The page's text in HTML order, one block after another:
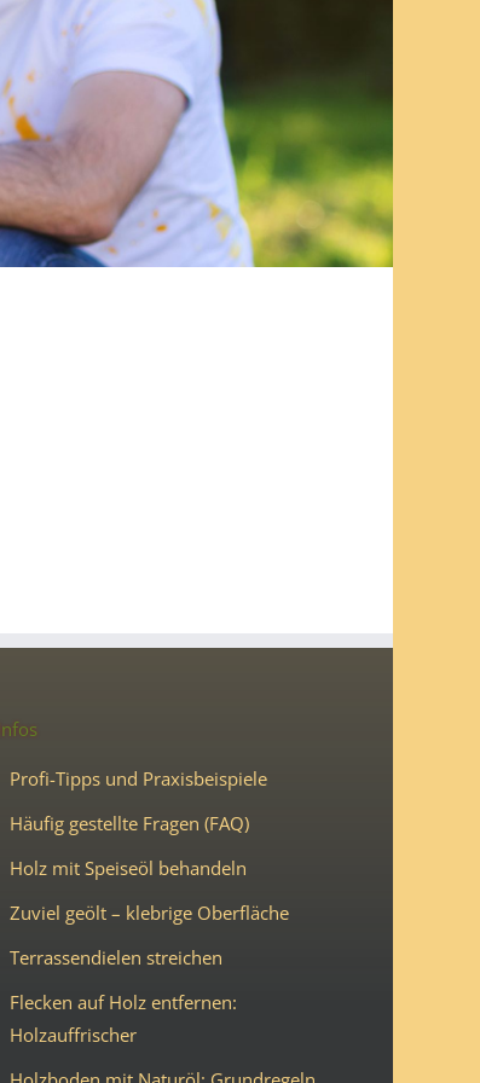
Profi-Tipps und Praxisbeispiele
Häufig gestellte Fragen (FAQ)
Holz mit Speiseöl behandeln
Zuviel geölt – klebrige Oberfläche
Terrassendielen streichen
Flecken auf Holz entfernen:
Holzauffrischer